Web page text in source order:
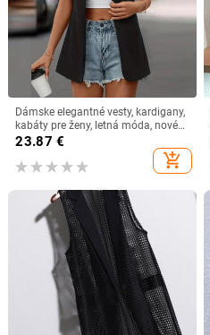
Dámske elegantné vesty, kardigany,
kabáty pre ženy, letná móda, nové
bez rukávov, jednofarebné ležérne
obleky, bundy, dochádzanie do
práce, párty, vrchné oblečenie
23.87 €
add_shopping_cart